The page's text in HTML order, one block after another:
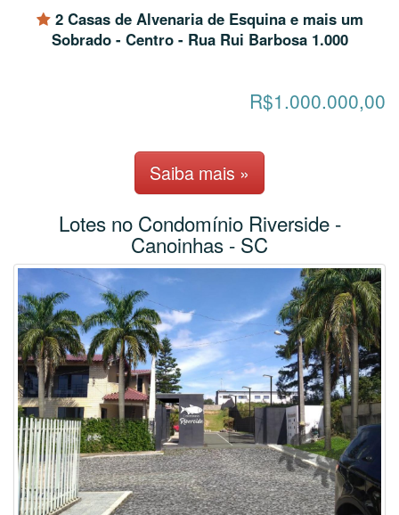
2 Casas de Alvenaria de Esquina e mais um
Sobrado - Centro - Rua Rui Barbosa 1.000
R$1.000.000,00
Saiba mais »
Lotes no Condomí­nio Riverside -
Canoinhas - SC